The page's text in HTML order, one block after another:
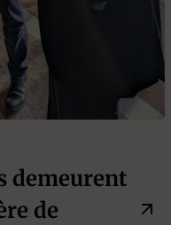
demeurent
de